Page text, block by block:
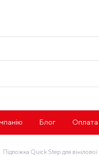
Блог Оплата
Підложка Quick Step для вінілової